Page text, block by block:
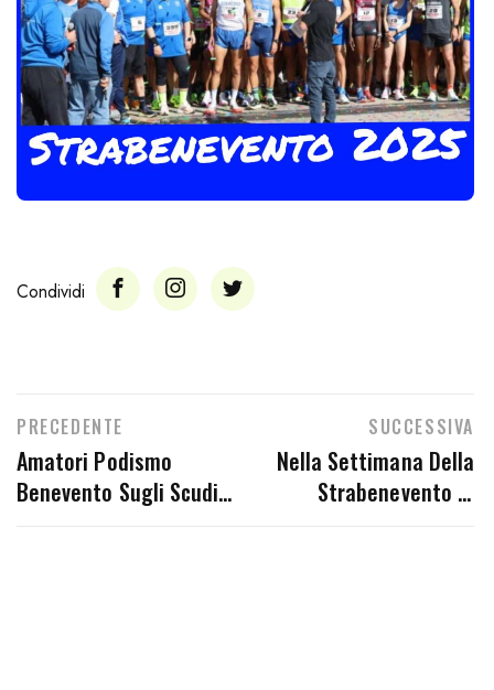
Condividi
PRECEDENTE
Amatori Podismo
Benevento Sugli Scudi
SUCCESSIVA
Nella Settimana Della
Strabenevento Si